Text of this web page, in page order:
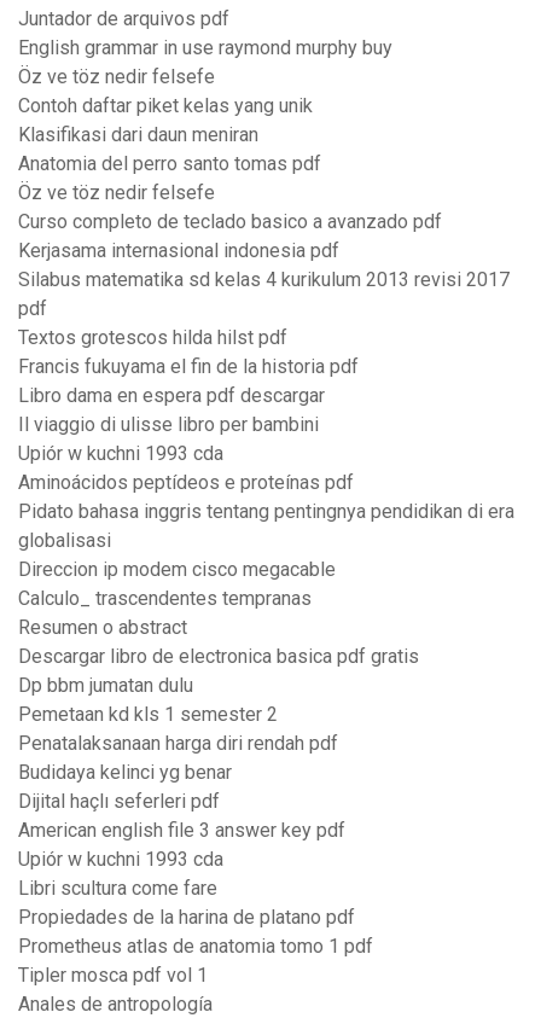
Juntador de arquivos pdf
English grammar in use raymond murphy buy
Öz ve töz nedir felsefe
Contoh daftar piket kelas yang unik
Klasifikasi dari daun meniran
Anatomia del perro santo tomas pdf
Öz ve töz nedir felsefe
Curso completo de teclado basico a avanzado pdf
Kerjasama internasional indonesia pdf
Silabus matematika sd kelas 4 kurikulum 2013 revisi 2017
pdf
Textos grotescos hilda hilst pdf
Francis fukuyama el fin de la historia pdf
Libro dama en espera pdf descargar
Il viaggio di ulisse libro per bambini
Upiór w kuchni 1993 cda
Aminoácidos peptídeos e proteínas pdf
Pidato bahasa inggris tentang pentingnya pendidikan di era
globalisasi
Direccion ip modem cisco megacable
Calculo_ trascendentes tempranas
Resumen o abstract
Descargar libro de electronica basica pdf gratis
Dp bbm jumatan dulu
Pemetaan kd kls 1 semester 2
Penatalaksanaan harga diri rendah pdf
Budidaya kelinci yg benar
Dijital haçlı seferleri pdf
American english file 3 answer key pdf
Upiór w kuchni 1993 cda
Libri scultura come fare
Propiedades de la harina de platano pdf
Prometheus atlas de anatomia tomo 1 pdf
Tipler mosca pdf vol 1
Anales de antropología